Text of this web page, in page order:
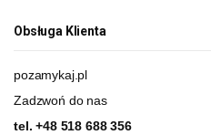
Obsługa Klienta
pozamykaj.pl
Zadzwoń do nas
tel.+48 518 688 356